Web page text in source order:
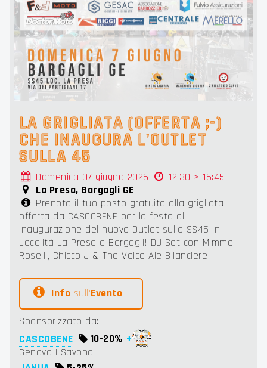
LA GRIGLIATA (OFFERTA ;-)
CHE INAUGURA L'OUTLET
SULLA 45
Domenica 07 giugno 2026
12:30 > 16:45
La Presa, Bargagli GE
Prenota il tuo posto gratuito alla grigliata
offerta da CASCOBENE per la festa di
inaugurazione del nuovo Outlet sulla SS45 in
Località La Presa a Bargagli! DJ Set con Mimmo
Roselli, Chicco J & The Voice Ale Bilanciere!
Info sull'Evento
Sponsorizzato da:
CASCOBENE
10-20% +
Genova | Savona